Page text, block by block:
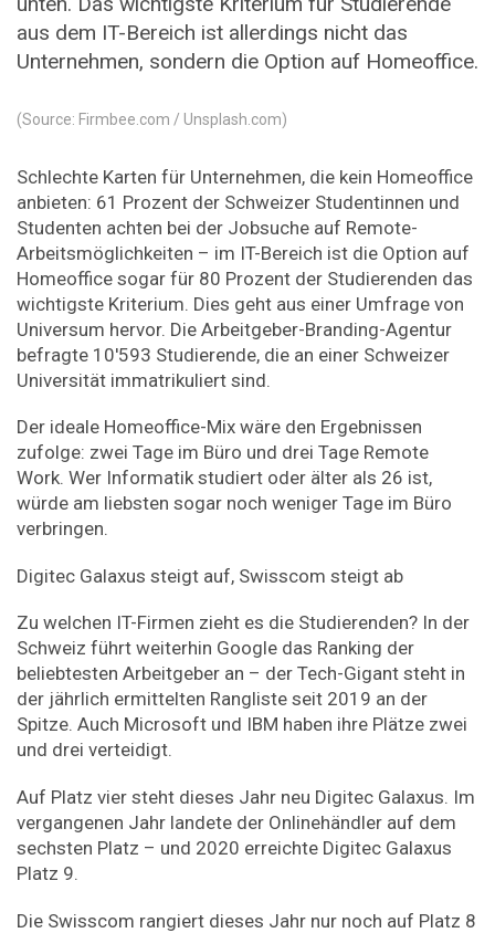
aus dem IT-Bereich ist allerdings nicht das
Unternehmen, sondern die Option auf Homeoffice.
(Source: Firmbee.com / Unsplash.com)
Schlechte Karten für Unternehmen, die kein Homeoffice
anbieten: 61 Prozent der Schweizer Studentinnen und
Studenten achten bei der Jobsuche auf Remote-
Arbeitsmöglichkeiten – im IT-Bereich ist die Option auf
Homeoffice sogar für 80 Prozent der Studierenden das
wichtigste Kriterium. Dies geht aus einer Umfrage von
Universum hervor. Die Arbeitgeber-Branding-Agentur
befragte 10'593 Studierende, die an einer Schweizer
Universität immatrikuliert sind.
Der ideale Homeoffice-Mix wäre den Ergebnissen
zufolge: zwei Tage im Büro und drei Tage Remote
Work. Wer Informatik studiert oder älter als 26 ist,
würde am liebsten sogar noch weniger Tage im Büro
verbringen.
Digitec Galaxus steigt auf, Swisscom steigt ab
Zu welchen IT-Firmen zieht es die Studierenden? In der
Schweiz führt weiterhin Google das Ranking der
beliebtesten Arbeitgeber an – der Tech-Gigant steht in
der jährlich ermittelten Rangliste seit 2019 an der
Spitze. Auch Microsoft und IBM haben ihre Plätze zwei
und drei verteidigt.
Auf Platz vier steht dieses Jahr neu Digitec Galaxus. Im
vergangenen Jahr landete der Onlinehändler auf dem
sechsten Platz – und 2020 erreichte Digitec Galaxus
Platz 9.
Die Swisscom rangiert dieses Jahr nur noch auf Platz 8